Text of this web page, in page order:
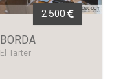
2 500
BORDA
El Tarter